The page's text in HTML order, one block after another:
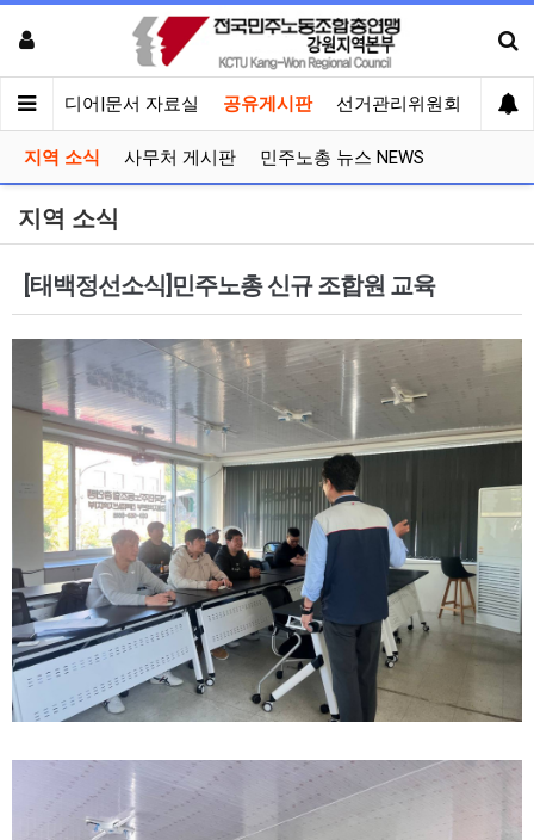
견 미디어|문서 자료실 공유게시판 선거관리위원회
지역 소식 사무처 게시판 민주노총 뉴스 NEWS
지역 소식
[태백정선소식]민주노총 신규 조합원 교육